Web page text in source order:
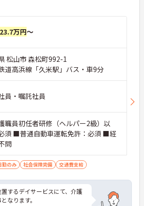
23.7万円～
松山市 森松町992-1
道高浜線「久米駅」バス・車9分
員・嘱託社員
職員初任者研修（ヘルパー2級）以
須 ■普通自動車運転免許：必須 ■経
問
勤のみ 社会保険完備 交通費支給
するデイサービスにて、介護
なります。